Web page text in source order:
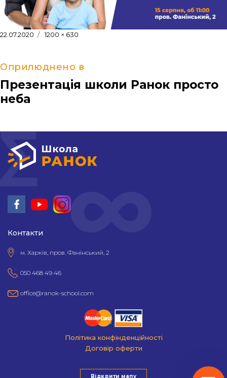
Оприлюднено
22.07.2020
Повний
1200 × 630
Оприлюднено в
Презентація школи Ранок просто
неба
Контакти
м. Харків, пров. Фанінський, 2
050 468 49 46
office@ranok-school.com
Політика конфінденційності
Договір оферти
Відкрити мапу